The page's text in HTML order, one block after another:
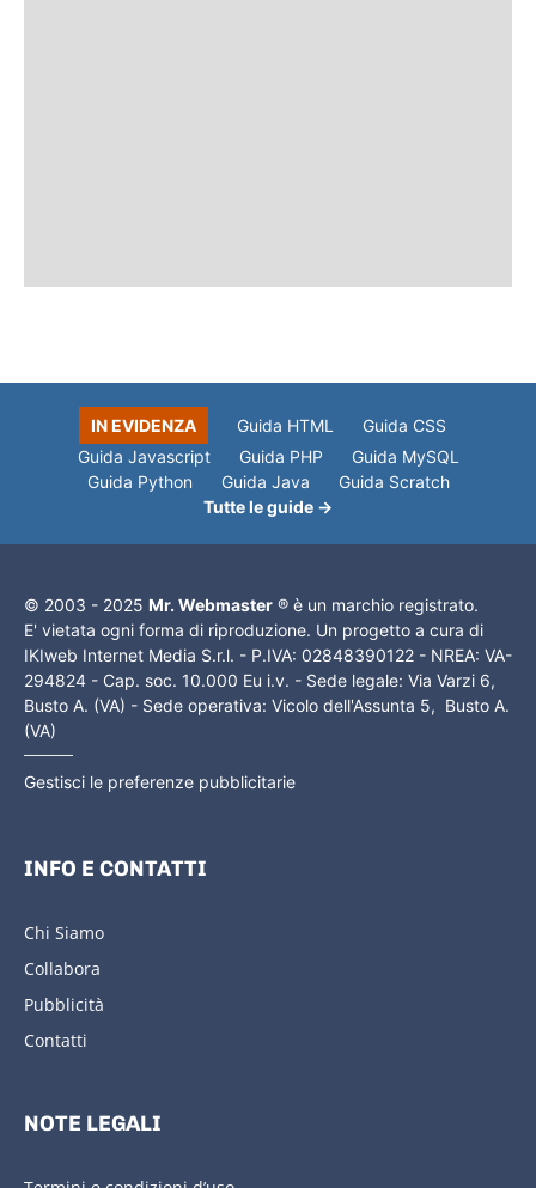
IN EVIDENZA Guida HTML
Guida CSS
Guida Javascript
Guida PHP
Guida MySQL
Guida Python
Guida Java
Guida Scratch
Tutte le guide →
© 2003 - 2025 Mr. Webmaster ® è un marchio registrato.
E' vietata ogni forma di riproduzione. Un progetto a cura di
IKIweb Internet Media S.r.l. - P.IVA: 02848390122 - NREA: VA-
294824 - Cap. soc. 10.000 Eu i.v. - Sede legale: Via Varzi 6,
Busto A. (VA) - Sede operativa: Vicolo dell'Assunta 5, Busto A.
(VA)
Gestisci le preferenze pubblicitarie
INFO E CONTATTI
Chi Siamo
Collabora
Pubblicità
Contatti
NOTE LEGALI